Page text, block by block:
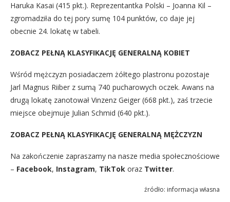
Haruka Kasai (415 pkt.). Reprezentantka Polski – Joanna Kil –
zgromadziła do tej pory sumę 104 punktów, co daje jej
obecnie 24. lokatę w tabeli.
ZOBACZ PEŁNĄ KLASYFIKACJĘ GENERALNĄ KOBIET
Wśród mężczyzn posiadaczem żółtego plastronu pozostaje
Jarl Magnus Riiber z sumą 740 pucharowych oczek. Awans na
drugą lokatę zanotował Vinzenz Geiger (668 pkt.), zaś trzecie
miejsce obejmuje Julian Schmid (640 pkt.).
ZOBACZ PEŁNĄ KLASYFIKACJĘ GENERALNĄ MĘŻCZYZN
Na zakończenie zapraszamy na nasze media społecznościowe
– Facebook, Instagram, TikTok oraz Twitter.
źródło: informacja własna